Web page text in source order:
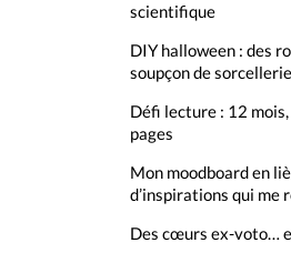
scientifique
DIY halloween : des
soupçon de sorcellerie
Défi lecture : 12
pages
Mon moodboard en
d’inspirations qui me
Des cœurs ex-voto…